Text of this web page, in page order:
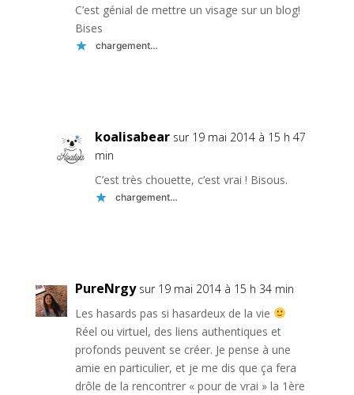
C’est génial de mettre un visage sur un blog!
Bises
chargement…
koalisabear sur 19 mai 2014 à 15 h 47
min
C’est très chouette, c’est vrai ! Bisous.
chargement…
PureNrgy sur 19 mai 2014 à 15 h 34 min
Les hasards pas si hasardeux de la vie
Réel ou virtuel, des liens authentiques et
profonds peuvent se créer. Je pense à une
amie en particulier, et je me dis que ça fera
drôle de la rencontrer « pour de vrai » la 1ère